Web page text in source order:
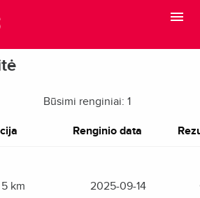
Būsimi renginiai: 1
Renginio data
5 km 2025-09-14